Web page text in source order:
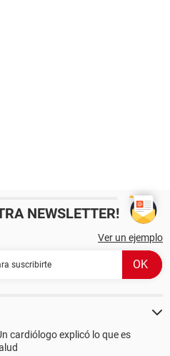
NEWSLETTER!
Ver un ejemplo
cardiólogo explicó lo que es